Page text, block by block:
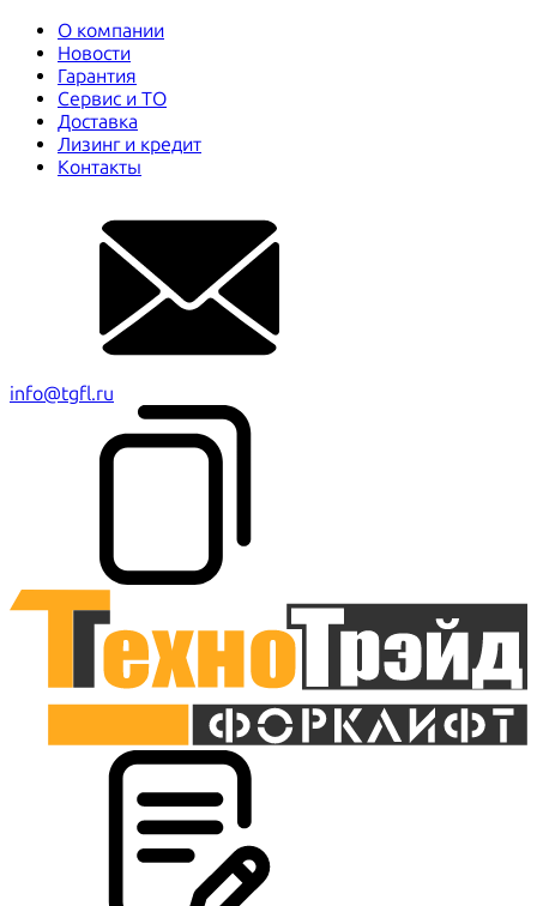
О компании
Новости
Гарантия
Сервис и ТО
Доставка
Лизинг и кредит
Контакты
info@tgfl.ru